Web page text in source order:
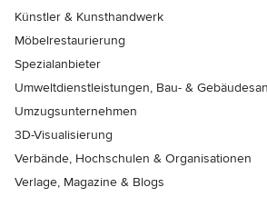
Künstler & Kunsthandwerk
Möbelrestaurierung
Spezialanbieter
Umweltdienstleistungen, Bau- &
Umzugsunternehmen
3D-Visualisierung
Verbände, Hochschulen & Organisationen
Verlage, Magazine & Blogs